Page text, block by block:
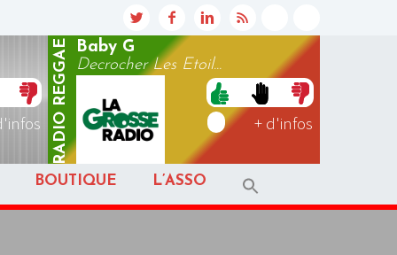
RADIO
REGGAE
Baby G
Decrocher Les Etoil...
+ d'infos
BOUTIQUE L’ASSO